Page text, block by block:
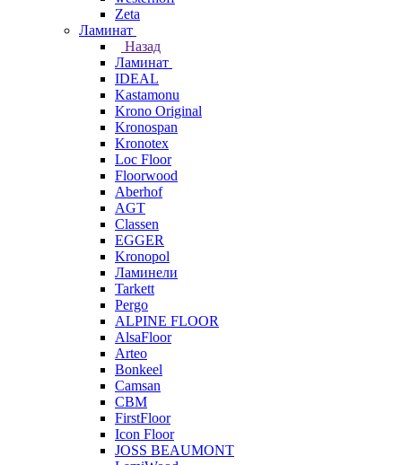
Zeta
Ламинат
Назад
Ламинат
IDEAL
Kastamonu
Krono Original
Kronospan
Kronotex
Loc Floor
Floorwood
Aberhof
AGT
Classen
EGGER
Kronopol
Ламинели
Tarkett
Pergo
ALPINE FLOOR
AlsaFloor
Arteo
Bonkeel
Camsan
CBM
FirstFloor
Icon Floor
JOSS BEAUMONT